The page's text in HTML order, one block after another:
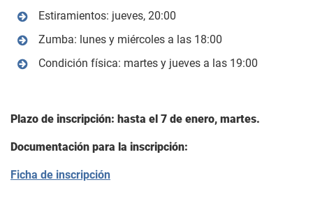
Estiramientos: jueves, 20:00
Zumba: lunes y miércoles a las 18:00
Condición física: martes y jueves a las 19:00
Plazo de inscripción: hasta el 7 de enero, martes.
Documentación para la inscripción:
Ficha de inscripción